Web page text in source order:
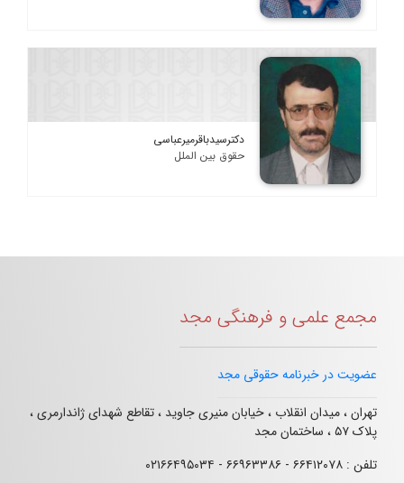
دکترسیدباقرمیرعباسی
حقوق بین الملل
مجمع علمی و فرهنگی مجد
عضویت در خبرنامه حقوقی مجد
تهران ، میدان انقلاب ، خیابان منیری جاوید ، تقاطع شهدای ژاندارمری ،
پلاک ۵۷ ، ساختمان مجد
تلفن : ۶۶۴۱۲۰۷۸ - ۶۶۹۶۳۳۸۶ - ۰۲۱۶۶۴۹۵۰۳۴